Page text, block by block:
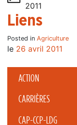
ACTION
CARRIÈRES
CAP-CCP-LDG
2011
Liens
Posted in Agriculture
le 26 avril 2011